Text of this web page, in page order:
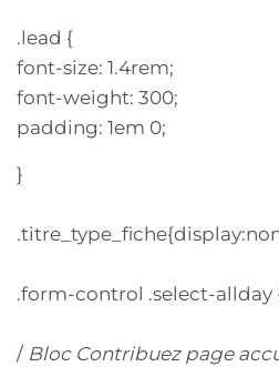
.lead {
font-size: 1.4rem;
font-weight: 300;
padding: 1em 0;
}
.form-control .select-allday
/ Bloc Contribuez page